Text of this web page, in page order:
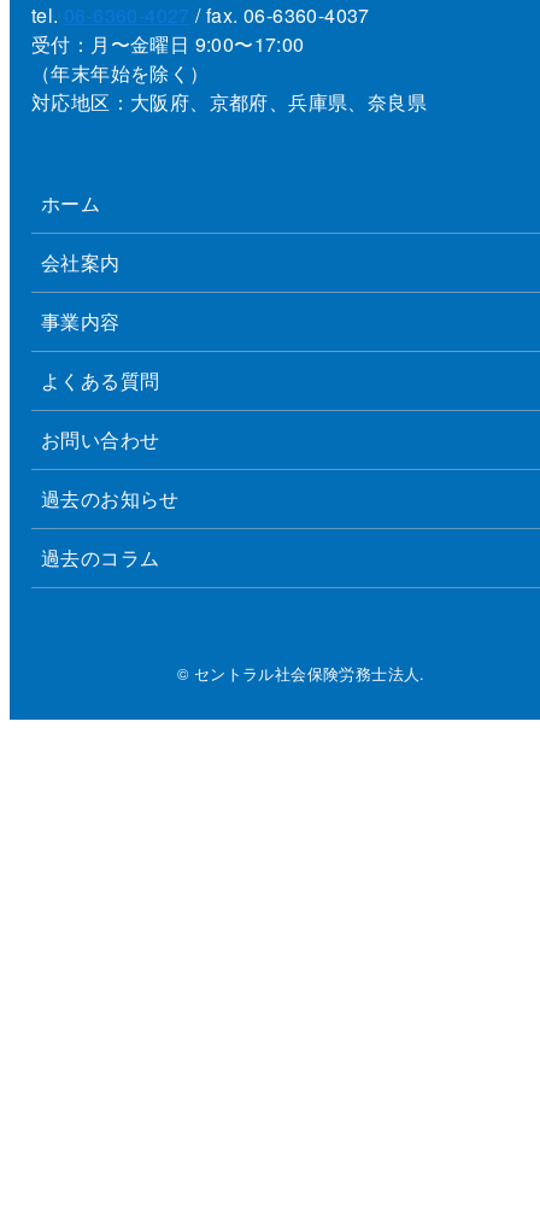
tel. 06-6360-4027 / fax. 06-6360-4037
受付：月〜金曜日 9:00〜17:00
（年末年始を除く）
対応地区：大阪府、京都府、兵庫県、奈良県
ホーム
会社案内
事業内容
よくある質問
お問い合わせ
過去のお知らせ
過去のコラム
© セントラル社会保険労務士法人.